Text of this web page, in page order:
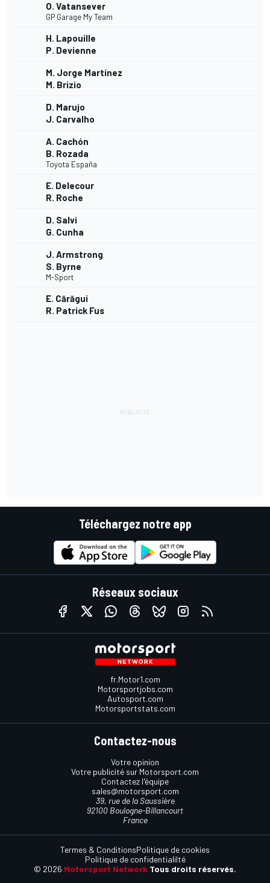
O. Vatansever
GP Garage My Team
H. Lapouille
P. Devienne
M. Jorge Martínez
M. Brizio
D. Marujo
J. Carvalho
A. Cachón
B. Rozada
Toyota España
E. Delecour
R. Roche
D. Salvi
G. Cunha
J. Armstrong
S. Byrne
M-Sport
E. Cărăgui
R. Patrick Fus
Téléchargez notre app
Réseaux sociaux
fr.Motor1.com
Motorsportjobs.com
Autosport.com
Motorsportstats.com
Contactez-nous
Votre opinion
Votre publicité sur Motorsport.com
Contactez l'équipe
sales@motorsport.com
39, rue de la Saussière
92100 Boulogne-Billancourt
France
© 2026 Motorsport Network Tous droits réservés.
Termes & ConditionsPolitique de cookies
Politique de confidentialilté